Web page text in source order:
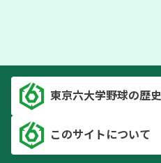
東京六大学野球の歴史
このサイトについて